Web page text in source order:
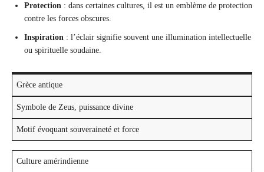
Protection : dans certaines cultures, il est un emblème de protection
contre les forces obscures.
Inspiration : l’éclair signifie souvent une illumination intellectuelle
ou spirituelle soudaine.
Grèce antique
Symbole de Zeus, puissance divine
Motif évoquant souveraineté et force
Culture amérindienne